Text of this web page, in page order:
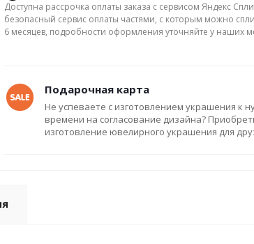
Доступна рассрочка оплаты заказа с сервисом Яндекс
безопасный сервис оплаты частями, с которым можно
6 месяцев, подробности оформления уточняйте у наших
Подарочная карта
Не успеваете с изготовлением украшения к
времени на согласование дизайна?
изготовление ювелирного украшения для